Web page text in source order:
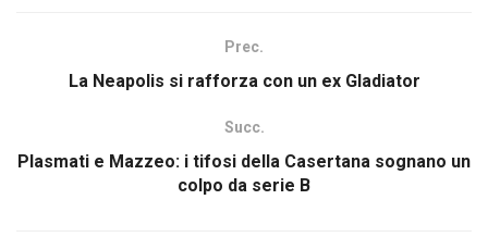
Prec.
La Neapolis si rafforza con un ex Gladiator
Succ.
Plasmati e Mazzeo: i tifosi della Casertana sognano un
colpo da serie B